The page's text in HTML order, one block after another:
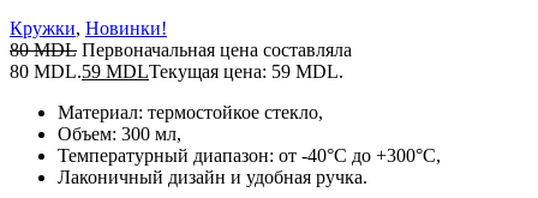
Кружки, Новинки!
80MDL Первоначальная цена составляла
80 MDL.59 MDLТекущая цена: 59 MDL.
Материал: термостойкое стекло,
Объем: 300 мл,
Температурный диапазон: от -40°C до +300°C,
Лаконичный дизайн и удобная ручка.